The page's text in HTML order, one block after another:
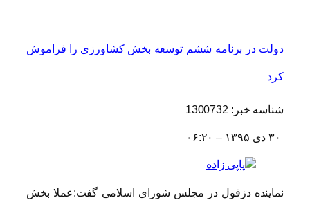
دولت در برنامه ششم توسعه بخش کشاورزی را فراموش
کرد
شناسه خبر: 1300732
نماینده دزفول در مجلس شورای اسلامی گفت:عملا بخش